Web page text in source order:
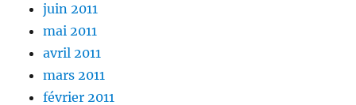
juin 2011
mai 2011
avril 2011
mars 2011
février 2011